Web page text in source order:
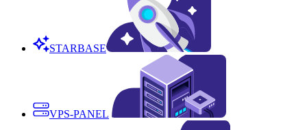
STARBASE
VPS-PANEL